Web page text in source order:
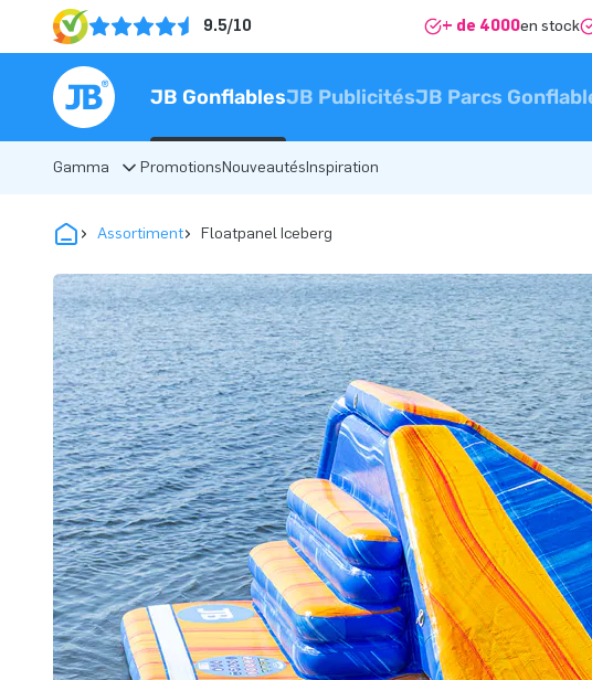
9.5/10 + de 4000en stock
JB GonflablesJB PublicitésJB Parcs
Gamma PromotionsNouveautésInspiration
Assortiment Floatpanel Iceberg